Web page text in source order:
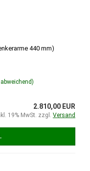
440 mm)
2.810,00 EUR
19% MwSt. zzgl. Versand